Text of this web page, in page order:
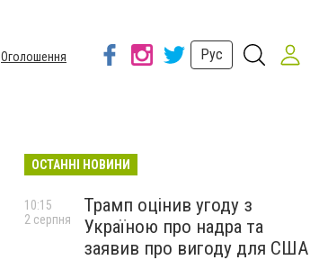
Оголошення
Рус
ОСТАННІ НОВИНИ
Трамп оцінив угоду з
Україною про надра та
заявив про вигоду для США
10:15
2 серпня